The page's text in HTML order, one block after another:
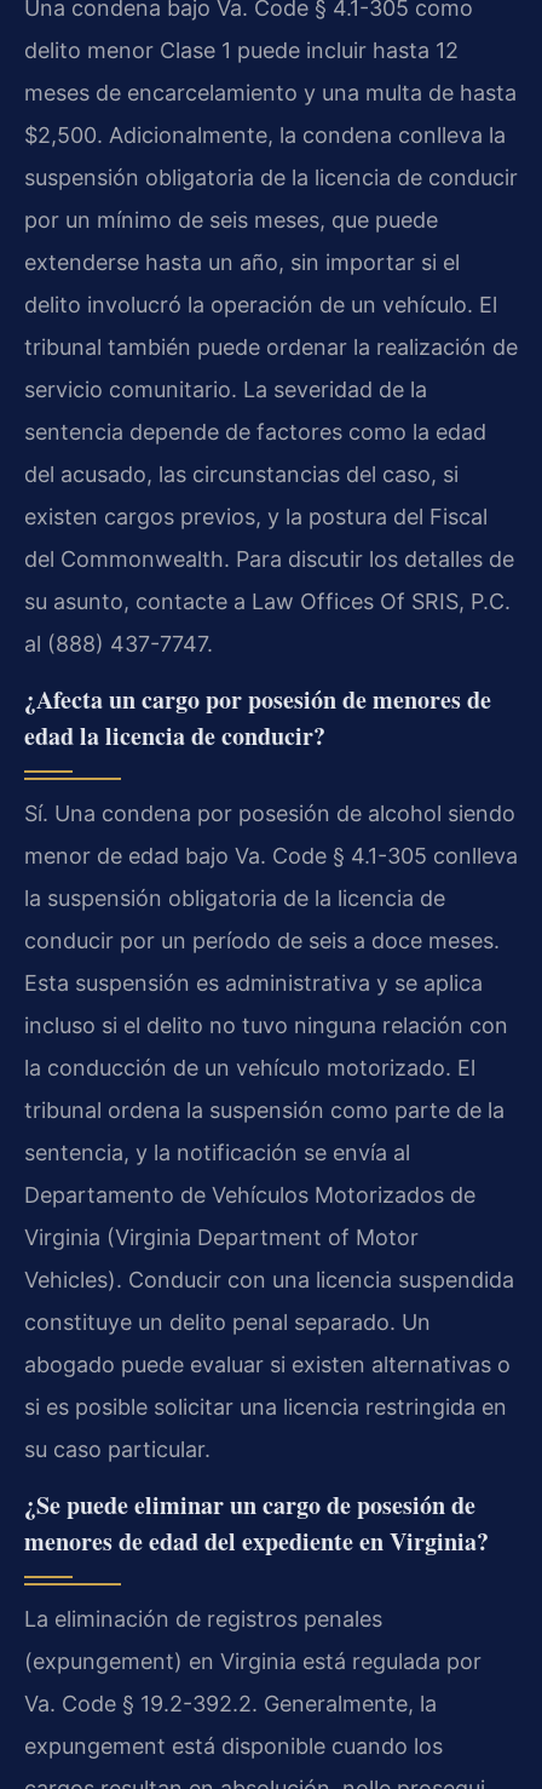
Una condena bajo Va. Code § 4.1-305 como
delito menor Clase 1 puede incluir hasta 12
meses de encarcelamiento y una multa de hasta
$2,500. Adicionalmente, la condena conlleva la
suspensión obligatoria de la licencia de conducir
por un mínimo de seis meses, que puede
extenderse hasta un año, sin importar si el
delito involucró la operación de un vehículo. El
tribunal también puede ordenar la realización de
servicio comunitario. La severidad de la
sentencia depende de factores como la edad
del acusado, las circunstancias del caso, si
existen cargos previos, y la postura del Fiscal
del Commonwealth. Para discutir los detalles de
su asunto, contacte a Law Offices Of SRIS, P.C.
al (888) 437-7747.
¿Afecta un cargo por posesión de menores de
edad la licencia de conducir?
Sí. Una condena por posesión de alcohol siendo
menor de edad bajo Va. Code § 4.1-305 conlleva
la suspensión obligatoria de la licencia de
conducir por un período de seis a doce meses.
Esta suspensión es administrativa y se aplica
incluso si el delito no tuvo ninguna relación con
la conducción de un vehículo motorizado. El
tribunal ordena la suspensión como parte de la
sentencia, y la notificación se envía al
Departamento de Vehículos Motorizados de
Virginia (Virginia Department of Motor
Vehicles). Conducir con una licencia suspendida
constituye un delito penal separado. Un
abogado puede evaluar si existen alternativas o
si es posible solicitar una licencia restringida en
su caso particular.
¿Se puede eliminar un cargo de posesión de
menores de edad del expediente en Virginia?
La eliminación de registros penales
(expungement) en Virginia está regulada por
Va. Code § 19.2-392.2. Generalmente, la
expungement está disponible cuando los